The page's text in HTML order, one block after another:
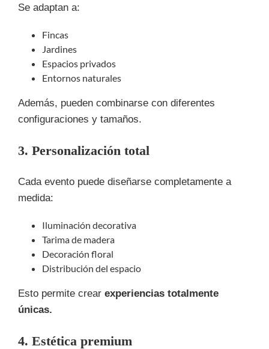
Se adaptan a:
Fincas
Jardines
Espacios privados
Entornos naturales
Además, pueden combinarse con diferentes
configuraciones y tamaños.
3. Personalización total
Cada evento puede diseñarse completamente a
medida:
Iluminación decorativa
Tarima de madera
Decoración floral
Distribución del espacio
Esto permite crear experiencias totalmente
únicas.
4. Estética premium